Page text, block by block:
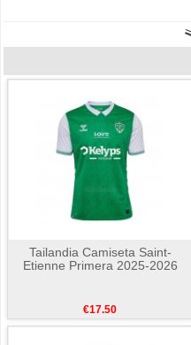
Tailandia Camiseta Saint-
Etienne Primera 2025-2026
€17.50